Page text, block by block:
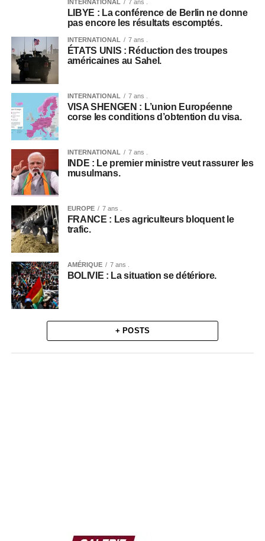
INTERNATIONAL 7 ans .
LIBYE : La conférence de Berlin ne donne
pas encore les résultats escomptés.
INTERNATIONAL 7 ans .
ÉTATS UNIS : Réduction des troupes
américaines au Sahel.
INTERNATIONAL 7 ans .
VISA SHENGEN : L’union Européenne
corse les conditions d’obtention du visa.
INTERNATIONAL 7 ans .
INDE : Le premier ministre veut rassurer les
musulmans.
EUROPE 7 ans .
FRANCE : Les agriculteurs bloquent le
trafic.
AMÉRIQUE 7 ans .
BOLIVIE : La situation se détériore.
+ POSTS